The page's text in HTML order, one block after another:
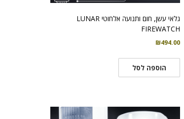
גלאי עשן, חום ותנועה אלחוטי LUNAR
FIREWATCH
₪494.00
הוספה לסל